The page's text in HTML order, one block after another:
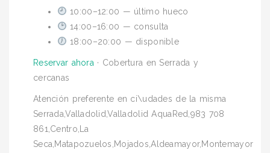
10:00–12:00 — último hueco
14:00–16:00 — consulta
18:00–20:00 — disponible
Reservar ahora · Cobertura en Serrada y
cercanas
Atención preferente en ci\udades de la misma
Serrada,Valladolid,Valladolid AquaRed,983 708
861,Centro,La
Seca,Matapozuelos,Mojados,Aldeamayor,Montemayor